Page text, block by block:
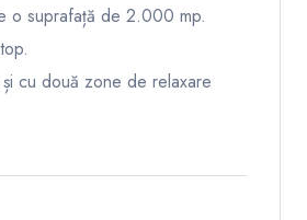
o suprafață de 2.000 mp.
cu două zone de relaxare